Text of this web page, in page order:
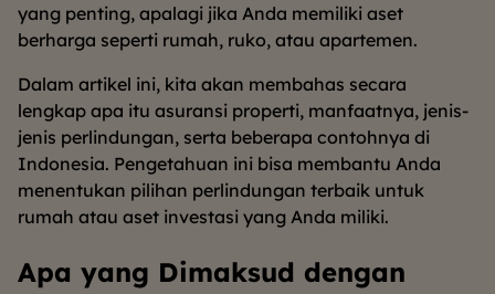
yang penting, apalagi jika Anda memiliki aset
berharga seperti rumah, ruko, atau apartemen.
Dalam artikel ini, kita akan membahas secara
lengkap apa itu asuransi properti, manfaatnya, jenis-
jenis perlindungan, serta beberapa contohnya di
Indonesia. Pengetahuan ini bisa membantu Anda
menentukan pilihan perlindungan terbaik untuk
rumah atau aset investasi yang Anda miliki.
Apa yang Dimaksud dengan